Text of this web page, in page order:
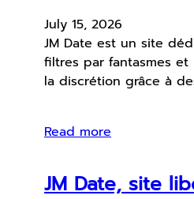
July 15, 2026
JM Date est un site
filtres par fantasmes et
la discrétion grâce à
Read more
JM Date, site